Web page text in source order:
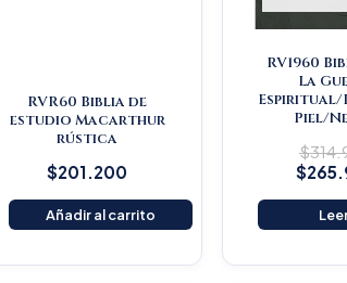
RVR60 Biblia de
estudio Macarthur
rústica
$201.200
Añadir al carrito
RV1960
La
Espiritual/
Piel/
$
$